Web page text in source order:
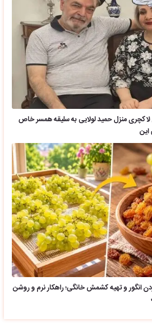
منزل حمید لولایی به سلیقه همسر خاص
این
و تهیه کشمش خانگی؛ راهکار نرم و روشن